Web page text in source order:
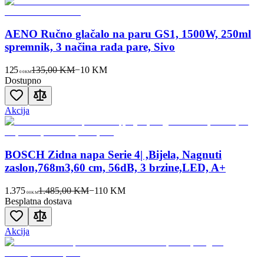
AENO Ručno glačalo na paru GS1, 1500W, 250ml
spremnik, 3 načina rada pare, Sivo
125 00KM135,00 KM−10 KM
Dostupno
Akcija
BOSCH Zidna napa Serie 4| ,Bijela, Nagnuti
zaslon,768m3,60 cm, 56dB, 3 brzine,LED, A+
1.375 00KM1.485,00 KM−110KM
Besplatna dostava
Akcija